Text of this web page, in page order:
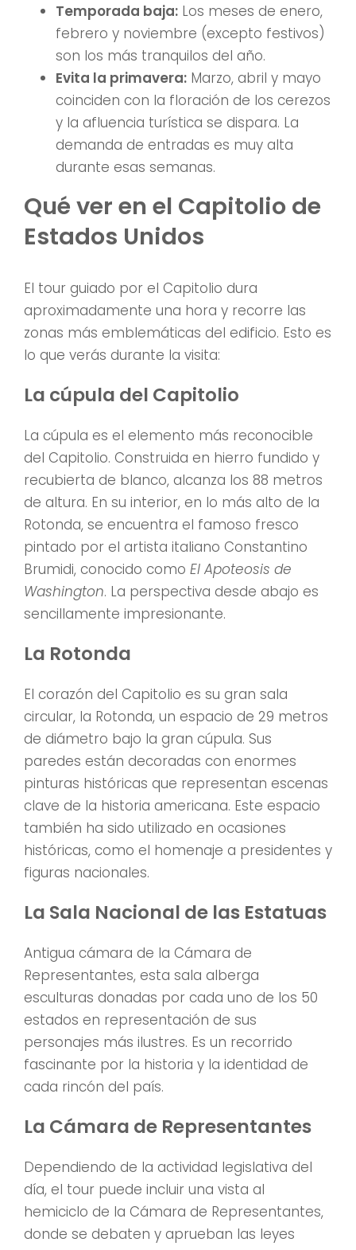
Temporada baja: Los meses de enero,
febrero y noviembre (excepto festivos)
son los más tranquilos del año.
Evita la primavera: Marzo, abril y mayo
coinciden con la floración de los cerezos
y la afluencia turística se dispara. La
demanda de entradas es muy alta
durante esas semanas.
Qué ver en el Capitolio de
Estados Unidos
El tour guiado por el Capitolio dura
aproximadamente una hora y recorre las
zonas más emblemáticas del edificio. Esto es
lo que verás durante la visita:
La cúpula del Capitolio
La cúpula es el elemento más reconocible
del Capitolio. Construida en hierro fundido y
recubierta de blanco, alcanza los 88 metros
de altura. En su interior, en lo más alto de la
Rotonda, se encuentra el famoso fresco
pintado por el artista italiano Constantino
Brumidi, conocido como El Apoteosis de
Washington. La perspectiva desde abajo es
sencillamente impresionante.
La Rotonda
El corazón del Capitolio es su gran sala
circular, la Rotonda, un espacio de 29 metros
de diámetro bajo la gran cúpula. Sus
paredes están decoradas con enormes
pinturas históricas que representan escenas
clave de la historia americana. Este espacio
también ha sido utilizado en ocasiones
históricas, como el homenaje a presidentes y
figuras nacionales.
La Sala Nacional de las Estatuas
Antigua cámara de la Cámara de
Representantes, esta sala alberga
esculturas donadas por cada uno de los 50
estados en representación de sus
personajes más ilustres. Es un recorrido
fascinante por la historia y la identidad de
cada rincón del país.
La Cámara de Representantes
Dependiendo de la actividad legislativa del
día, el tour puede incluir una vista al
hemiciclo de la Cámara de Representantes,
donde se debaten y aprueban las leyes